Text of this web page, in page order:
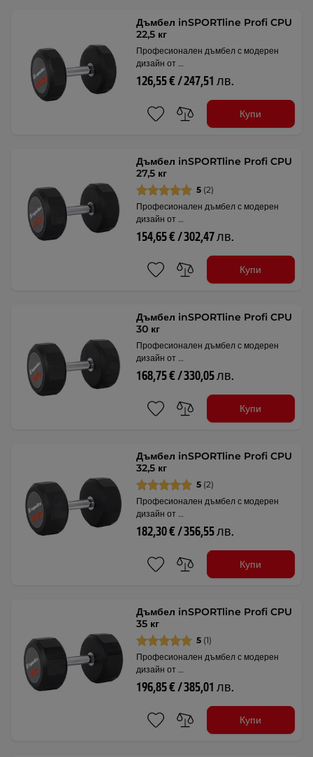
Дъмбел inSPORTline Profi CPU
22,5 кг
Професионален дъмбел с модерен
дизайн от …
126,55 € / 247,51 лв.
Купи
Дъмбел inSPORTline Profi CPU
27,5 кг
5 (2)
Професионален дъмбел с модерен
дизайн от …
154,65 € / 302,47 лв.
Купи
Дъмбел inSPORTline Profi CPU
30 кг
Професионален дъмбел с модерен
дизайн от …
168,75 € / 330,05 лв.
Купи
Дъмбел inSPORTline Profi CPU
32,5 кг
5 (2)
Професионален дъмбел с модерен
дизайн от …
182,30 € / 356,55 лв.
Купи
Дъмбел inSPORTline Profi CPU
35 кг
5 (1)
Професионален дъмбел с модерен
дизайн от …
196,85 € / 385,01 лв.
Купи